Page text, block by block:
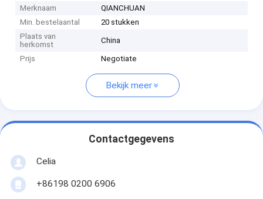
Merknaam
QIANCHUAN
Min. bestelaantal
20 stukken
Plaats van
herkomst
China
Prijs Negotiate
Bekijk meer
Contactgegevens
Celia
+86198 0200 6906